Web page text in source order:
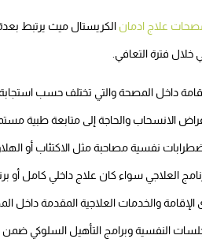
علاج ادمان الكريستال ميث يرتبط
خلال فترة التعافي.
داخل المصحة والتي تختلف حسب
الانسحاب والحاجة إلى متابعة طبية
نفسية مصاحبة مثل الاكتئاب أو
العلاجي سواء كان علاج داخلي كامل أو
والخدمات العلاجية المقدمة داخل
النفسية وبرامج التأهيل السلوكي ضمن